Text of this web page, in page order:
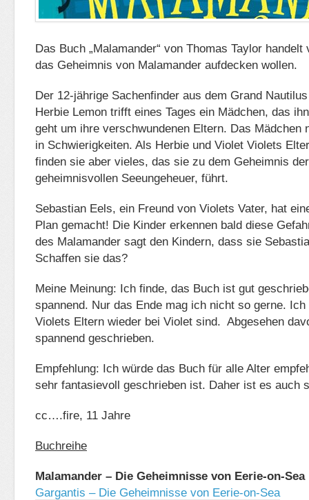
Das Buch „Malamander“ von Thomas Taylor
das Geheimnis von Malamander aufdecken wollen.
Der 12-jährige Sachenfinder aus dem Grand
Herbie Lemon trifft eines Tages ein Mädchen, das
geht um ihre verschwundenen Eltern. Das Mädchen
in Schwierigkeiten. Als Herbie und Violet Violets
finden sie aber vieles, das sie zu dem Geheimnis
geheimnisvollen Seeungeheuer, führt.
Sebastian Eels, ein Freund von Violets Vater, hat
Plan gemacht! Die Kinder erkennen bald diese
des Malamander sagt den Kindern, dass sie
Schaffen sie das?
Meine Meinung: Ich finde, das Buch ist gut
spannend. Nur das Ende mag ich nicht so gerne.
Violets Eltern wieder bei Violet sind. Abgesehen
spannend geschrieben.
Empfehlung: Ich würde das Buch für alle Alter
sehr fantasievoll geschrieben ist. Daher ist es auch
cc….fire, 11 Jahre
Buchreihe
Malamander – Die Geheimnisse von Eerie-on-Sea
Gargantis – Die Geheimnisse von Eerie-on-Sea